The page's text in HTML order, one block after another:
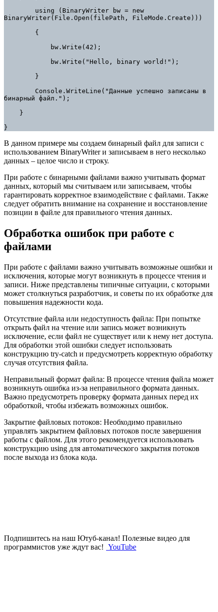
using (BinaryWriter bw = new
BinaryWriter(File.Open(filePath, FileMode.Create)))
{
bw.Write(42);
bw.Write("Hello, binary world!");
}
Console.WriteLine("Данные успешно записаны в
бинарный файл.");
}
}
В данном примере мы создаем бинарный файл для записи с
использованием BinaryWriter и записываем в него несколько
данных – целое число и строку.
При работе с бинарными файлами важно учитывать формат
данных, который мы считываем или записываем, чтобы
гарантировать корректное взаимодействие с файлами. Также
следует обратить внимание на сохранение и восстановление
позиции в файле для правильного чтения данных.
Обработка ошибок при работе с
файлами
При работе с файлами важно учитывать возможные ошибки и
исключения, которые могут возникнуть в процессе чтения и
записи. Ниже представлены типичные ситуации, с которыми
может столкнуться разработчик, и советы по их обработке для
повышения надежности кода.
Отсутствие файла или недоступность файла: При попытке
открыть файл на чтение или запись может возникнуть
исключение, если файл не существует или к нему нет доступа.
Для обработки этой ошибки следует использовать
конструкцию try-catch и предусмотреть корректную обработку
случая отсутствия файла.
Неправильный формат файла: В процессе чтения файла может
возникнуть ошибка из-за неправильного формата данных.
Важно предусмотреть проверку формата данных перед их
обработкой, чтобы избежать возможных ошибок.
Закрытие файловых потоков: Необходимо правильно
управлять закрытием файловых потоков после завершения
работы с файлом. Для этого рекомендуется использовать
конструкцию using для автоматического закрытия потоков
после выхода из блока кода.
Подпишитесь на наш Ютуб-канал! Полезные видео для
программистов уже ждут вас! YouTube